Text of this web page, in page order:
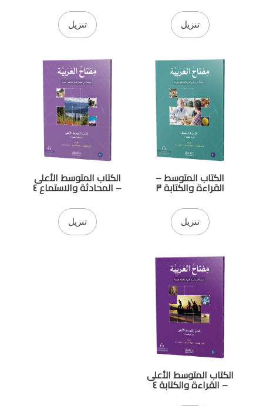
تنزيل تنزيل
الكتاب المتوسط –
القراءة والكتابة ٣
تنزيل
الكتاب المتوسط الأعلى
– المحادثة والاستماع ٤
تنزيل
الكتاب المتوسط الأعلى
– القراءة والكتابة ٤